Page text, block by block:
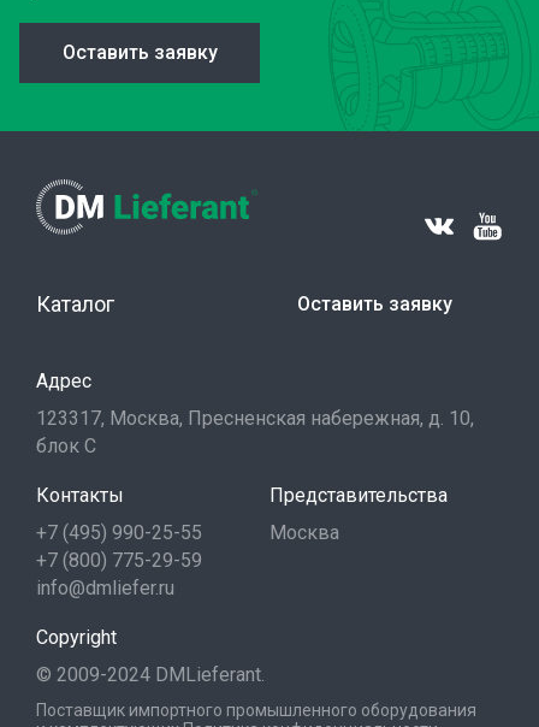
Оставить заявку
Каталог Оставить заявку
Адрес
123317, Москва, Пресненская набережная, д. 10,
блок С
Контакты
+7 (495) 990-25-55
+7 (800) 775-29-59
info@dmliefer.ru
Представительства
Москва
Copyright
© 2009-2024 DMLieferant.
Поставщик импортного промышленного оборудования